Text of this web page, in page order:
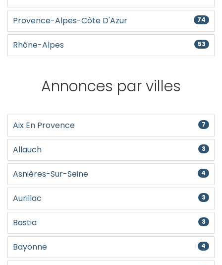
Provence-Alpes-Côte D'Azur 74
Rhône-Alpes 53
Annonces par villes
Aix En Provence 7
Allauch 3
Asnières-Sur-Seine 4
Aurillac 3
Bastia 3
Bayonne 4